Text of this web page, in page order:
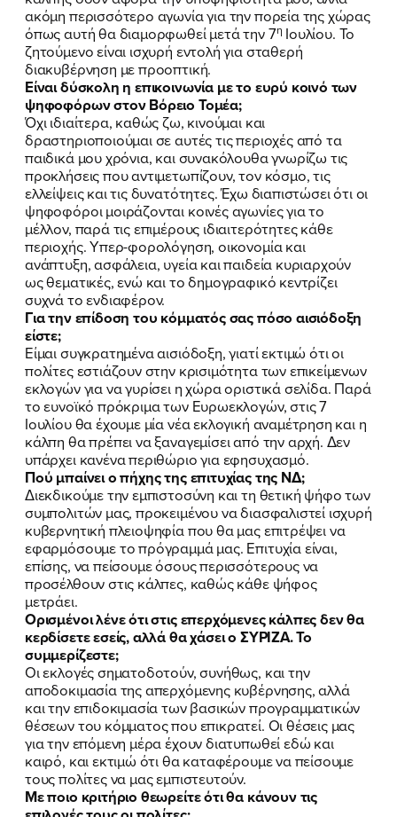
ακόμη περισσότερο αγωνία για την πορεία της χώρας
όπως αυτή θα διαμορφωθεί μετά την 7η Ιουλίου. Το
ζητούμενο είναι ισχυρή εντολή για σταθερή
διακυβέρνηση με προοπτική.
Είναι δύσκολη η επικοινωνία με το ευρύ κοινό των
ψηφοφόρων στον Βόρειο Τομέα;
Όχι ιδιαίτερα, καθώς ζω, κινούμαι και
δραστηριοποιούμαι σε αυτές τις περιοχές από τα
παιδικά μου χρόνια, και συνακόλουθα γνωρίζω τις
προκλήσεις που αντιμετωπίζουν, τον κόσμο, τις
ελλείψεις και τις δυνατότητες. Έχω διαπιστώσει ότι οι
ψηφοφόροι μοιράζονται κοινές αγωνίες για το
μέλλον, παρά τις επιμέρους ιδιαιτερότητες κάθε
περιοχής. Υπερ-φορολόγηση, οικονομία και
ανάπτυξη, ασφάλεια, υγεία και παιδεία κυριαρχούν
ως θεματικές, ενώ και το δημογραφικό κεντρίζει
συχνά το ενδιαφέρον.
Για την επίδοση του κόμματός σας πόσο αισιόδοξη
είστε;
Είμαι συγκρατημένα αισιόδοξη, γιατί εκτιμώ ότι οι
πολίτες εστιάζουν στην κρισιμότητα των επικείμενων
εκλογών για να γυρίσει η χώρα οριστικά σελίδα. Παρά
το ευνοϊκό πρόκριμα των Ευρωεκλογών, στις 7
Ιουλίου θα έχουμε μία νέα εκλογική αναμέτρηση και η
κάλπη θα πρέπει να ξαναγεμίσει από την αρχή. Δεν
υπάρχει κανένα περιθώριο για εφησυχασμό.
Πού μπαίνει ο πήχης της επιτυχίας της ΝΔ;
Διεκδικούμε την εμπιστοσύνη και τη θετική ψήφο των
συμπολιτών μας, προκειμένου να διασφαλιστεί ισχυρή
κυβερνητική πλειοψηφία που θα μας επιτρέψει να
εφαρμόσουμε το πρόγραμμά μας. Επιτυχία είναι,
επίσης, να πείσουμε όσους περισσότερους να
προσέλθουν στις κάλπες, καθώς κάθε ψήφος
μετράει.
Ορισμένοι λένε ότι στις επερχόμενες κάλπες δεν θα
κερδίσετε εσείς, αλλά θα χάσει ο ΣΥΡΙΖΑ. Το
συμμερίζεστε;
Οι εκλογές σηματοδοτούν, συνήθως, και την
αποδοκιμασία της απερχόμενης κυβέρνησης, αλλά
και την επιδοκιμασία των βασικών προγραμματικών
θέσεων του κόμματος που επικρατεί. Οι θέσεις μας
για την επόμενη μέρα έχουν διατυπωθεί εδώ και
καιρό, και εκτιμώ ότι θα καταφέρουμε να πείσουμε
τους πολίτες να μας εμπιστευτούν.
Με ποιο κριτήριο θεωρείτε ότι θα κάνουν τις